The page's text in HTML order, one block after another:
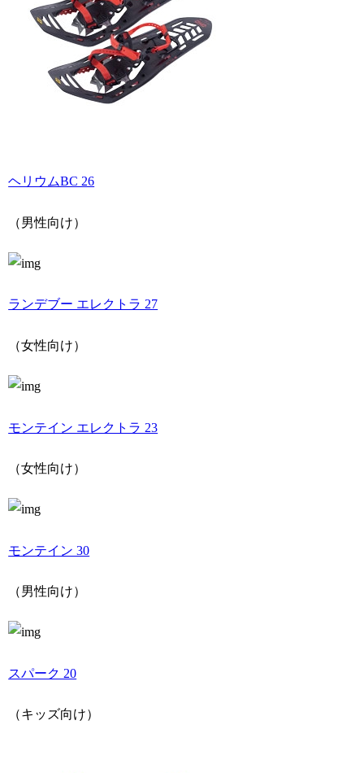
ヘリウムBC 26
（男性向け）
ランデブー エレクトラ 27
（女性向け）
モンテイン エレクトラ 23
（女性向け）
モンテイン 30
（男性向け）
スパーク 20
（キッズ向け）